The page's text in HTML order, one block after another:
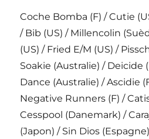
Coche Bomba (F) / Cutie
/ Bib (US) / Millencolin
(US) / Fried E/M (US) /
Soakie (Australie) / Deicide
Dance (Australie) / Ascidie
Negative Runners (F) /
Cesspool (Danemark) /
(Japon) / Sin Dios